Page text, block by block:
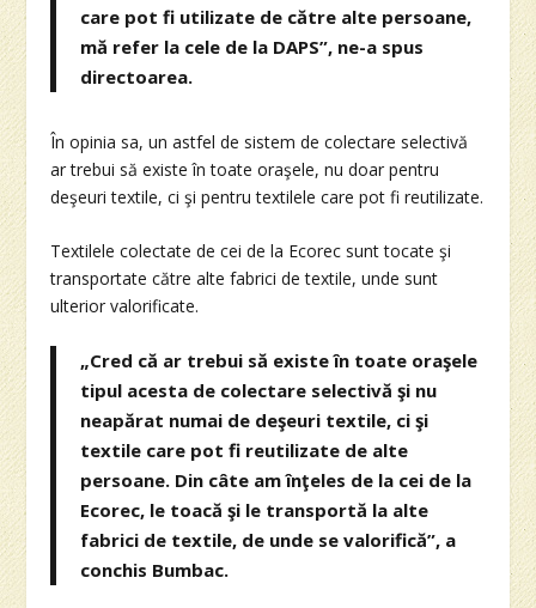
care pot fi utilizate de către alte persoane,
mă refer la cele de la DAPS”, ne-a spus
directoarea.
În opinia sa, un astfel de sistem de colectare selectivă
ar trebui să existe în toate oraşele, nu doar pentru
deşeuri textile, ci şi pentru textilele care pot fi reutilizate.
Textilele colectate de cei de la Ecorec sunt tocate şi
transportate către alte fabrici de textile, unde sunt
ulterior valorificate.
„Cred că ar trebui să existe în toate oraşele
tipul acesta de colectare selectivă şi nu
neapărat numai de deşeuri textile, ci şi
textile care pot fi reutilizate de alte
persoane. Din câte am înţeles de la cei de la
Ecorec, le toacă şi le transportă la alte
fabrici de textile, de unde se valorifică”, a
conchis Bumbac.